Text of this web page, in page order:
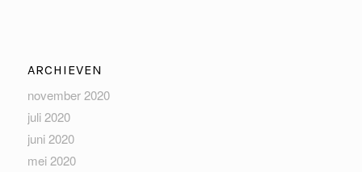
ARCHIEVEN
november 2020
juli 2020
juni 2020
mei 2020